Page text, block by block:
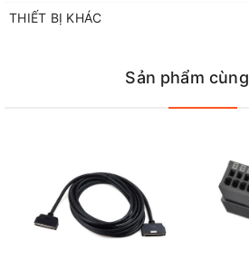
THIẾT BỊ KHÁC
Sản phẩm